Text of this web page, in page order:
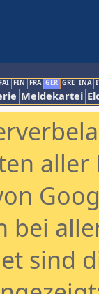
FIN FRA GER GRE INA
Meldekartei
aller
bei
sind